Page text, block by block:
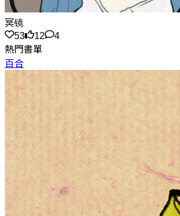
冥镜
53
12
4
熱門書單
百合